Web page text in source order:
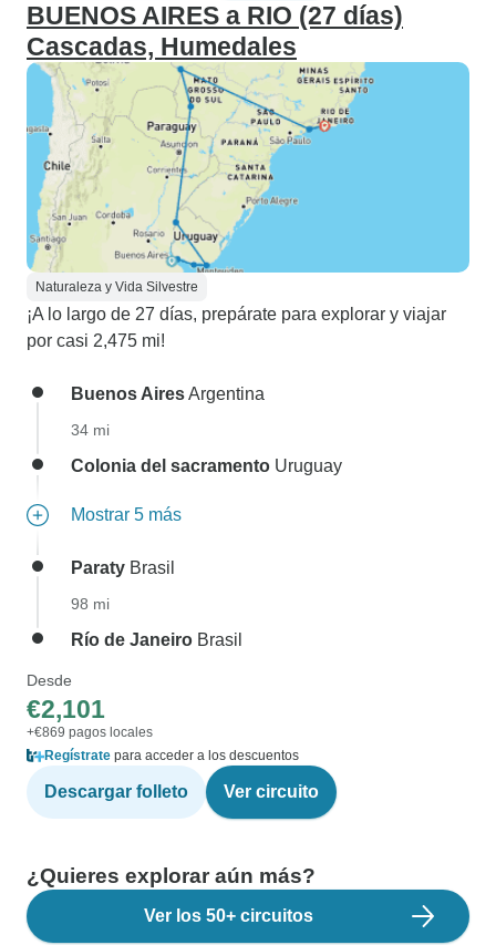
BUENOS AIRES a RIO (27 días)
Cascadas, Humedales
Naturaleza y Vida Silvestre
¡A lo largo de 27 días, prepárate para explorar y viajar
por casi 2,475 mi!
Buenos AiresArgentina
34 mi
Colonia del sacramento Uruguay
Mostrar 5 más
Paraty Brasil
98 mi
Río de Janeiro Brasil
Desde
€2,101
+€869 pagos locales
Regístrate para acceder a los descuentos
Descargar folleto Ver circuito
¿Quieres explorar aún más?
Ver los 50+ circuitos